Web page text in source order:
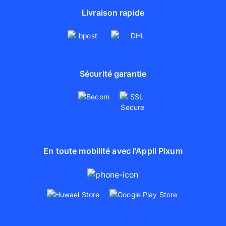
Livraison rapide
Sécurité garantie
En toute mobilité avec l'Appli Pixum